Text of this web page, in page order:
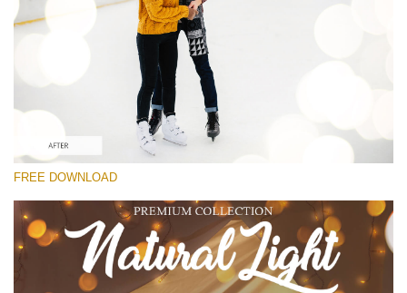
(150 Overlays)
Large 6000*4000px
(1783 Overlays)
Large 6000*4000px
Ingyenes letöltés
FREE DOWNLOAD